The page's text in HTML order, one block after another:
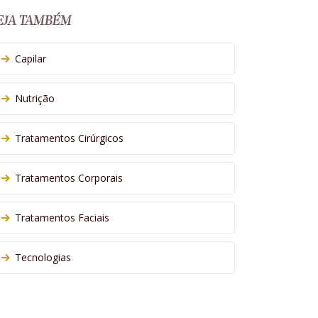
TAMBÉM
Capilar
Nutrição
Tratamentos Cirúrgicos
Tratamentos Corporais
Tratamentos Faciais
Tecnologias